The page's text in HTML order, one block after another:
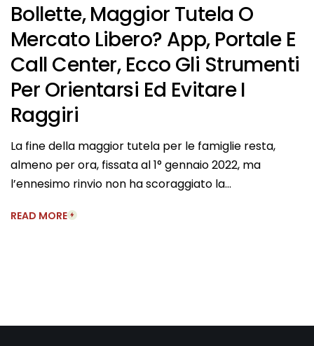
Bollette, Maggior Tutela O
Mercato Libero? App, Portale E
Call Center, Ecco Gli Strumenti
Per Orientarsi Ed Evitare I
Raggiri
La fine della maggior tutela per le famiglie resta,
almeno per ora, fissata al 1° gennaio 2022, ma
l’ennesimo rinvio non ha scoraggiato la…
READ MORE